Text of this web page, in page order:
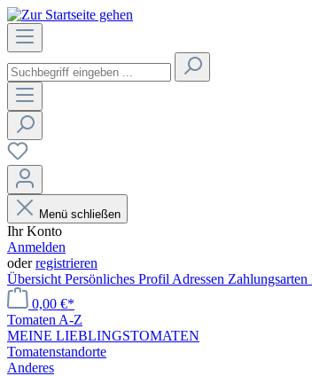
Menü schließen
Ihr Konto
Anmelden
oderregistrieren
Übersicht Persönliches Profil Adressen Zahlungsarten
0,00 €*
Tomaten A-Z
MEINE LIEBLINGSTOMATEN
Tomatenstandorte
Anderes